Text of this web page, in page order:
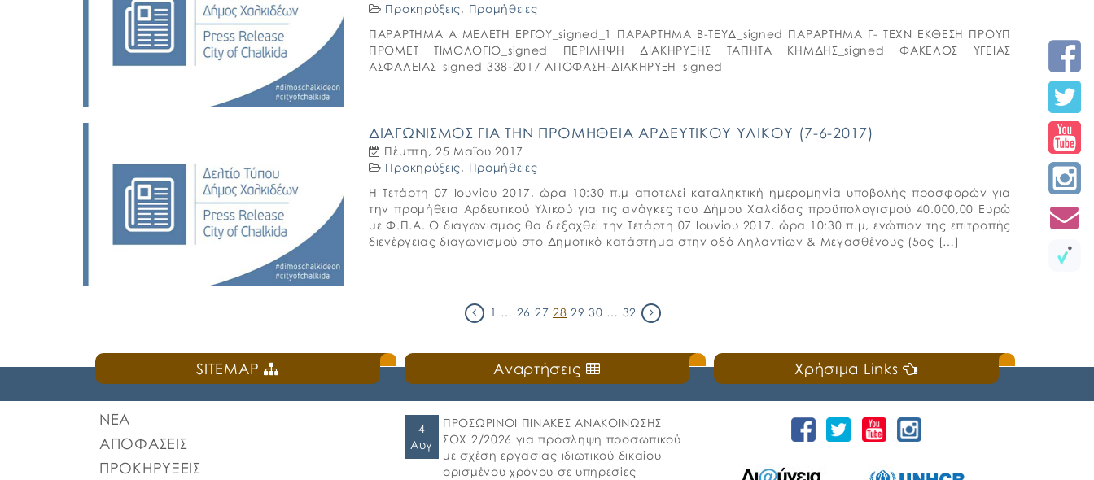
Προκηρύξεις, Προμήθειες
ΠΑΡΑΡΤΗΜΑ Α ΜΕΛΕΤΗ ΕΡΓΟΥ_signed_1 ΠΑΡΑΡΤΗΜΑ Β-ΤΕΥΔ_signed ΠΑΡΑΡΤΗΜΑ Γ- ΤΕΧΝ ΕΚΘΕΣΗ ΠΡΟΥΠ
ΠΡΟΜΕΤ ΤΙΜΟΛΟΓΙΟ_signed ΠΕΡΙΛΗΨΗ ΔΙΑΚΗΡΥΞΗΣ ΤΑΠΗΤΑ ΚΗΜΔΗΣ_signed ΦΑΚΕΛΟΣ ΥΓΕΙΑΣ
ΑΣΦΑΛΕΙΑΣ_signed 338-2017 ΑΠΟΦΑΣΗ-ΔΙΑΚΗΡΥΞΗ_signed
ΔΙΑΓΩΝΙΣΜΟΣ ΓΙΑ ΤΗΝ ΠΡΟΜΗΘΕΙΑ ΑΡΔΕΥΤΙΚΟΥ ΥΛΙΚΟΥ (7-6-2017)
Πέμπτη, 25 Μαΐου 2017
Προκηρύξεις, Προμήθειες
Η Τετάρτη 07 Ιουνίου 2017, ώρα 10:30 π.μ αποτελεί καταληκτική ημερομηνία υποβολής προσφορών για
την προμήθεια Αρδευτικού Υλικού για τις ανάγκες του Δήμου Χαλκίδας προϋπολογισμού 40.000,00 Ευρώ
με Φ.Π.Α. Ο διαγωνισμός θα διεξαχθεί την Τετάρτη 07 Ιουνίου 2017, ώρα 10:30 π.μ, ενώπιον της επιτροπής
διενέργειας διαγωνισμού στο Δημοτικό κατάστημα στην οδό Ληλαντίων & Μεγασθένους (5ος […]
1 … 26 27 28 29 30 … 32
SITEMAP
ΝΕΑ
ΑΠΟΦΑΣΕΙΣ
ΠΡΟΚΗΡΥΞΕΙΣ
Αναρτήσεις
4
Αυγ
ΠΡΟΣΩΡΙΝΟΙ ΠΙΝΑΚΕΣ ΑΝΑΚΟΙΝΩΣΗΣ
ΣΟΧ 2/2026 για πρόσληψη προσωπικού
με σχέση εργασίας ιδιωτικού δικαίου
ορισμένου χρόνου σε υπηρεσίες
Χρήσιμα Links